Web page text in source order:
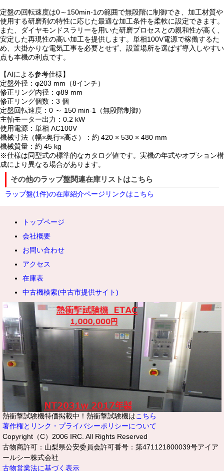
定盤の回転速度は0～150min-1の範囲で無段階に制御でき、加工材質や
使用する研磨剤の特性に応じた最適な加工条件を柔軟に設定できます。
また、ダイヤモンドスラリーを用いた研磨プロセスとの親和性が高く、
安定した再現性の高い加工を提供します。単相100V電源で稼働するた
め、大掛かりな電気工事を必要とせず、設置場所を選ばず導入しやすい
点も本機の利点です。
【AIによる参考仕様】
定盤外径：φ203 mm（8インチ）
修正リング内径：φ89 mm
修正リング個数：3 個
定盤回転速度：0 ～ 150 min-1（無段階制御）
主軸モーター出力：0.2 kW
使用電源：単相 AC100V
機械寸法（幅×奥行×高さ）：約 420 × 530 × 480 mm
機械質量：約 45 kg
※仕様は同型式の標準的なカタログ値です。実機の年式やオプション構
成により異なる場合があります。
その他のラップ盤関連在庫リストはこちら
ラップ盤(1件)の在庫紹介ページリンクはこちら
トップページ
会社概要
お問い合わせ
アクセス
在庫表
中古機検索(中古市提供サイト)
熱衝撃試験機特価掲載中！熱衝撃試験機はこちら
著作権とリンク・プライバシーポリシーについて
Copyright（C）2006 IRC. All Rights Reserved
古物商許可：山梨県公安委員会許可番号：第471121800039号アイア
ールシー株式会社
古物営業法に基づく表示